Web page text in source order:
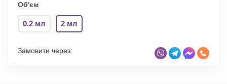
Об'єм
0.2 мл 2 мл
Замовити через: